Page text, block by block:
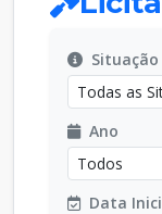
Situação
Ano
Data